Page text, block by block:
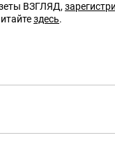
ВЗГЛЯД,
здесь.